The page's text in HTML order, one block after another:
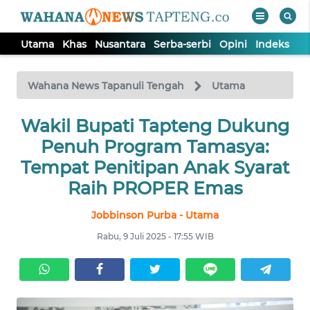
Utama Khas Nusantara Serba-serbi Opini Indeks
Wahana News Tapanuli Tengah Utama
Wakil Bupati Tapteng Dukung
Penuh Program Tamasya:
Tempat Penitipan Anak Syarat
Raih PROPER Emas
Jobbinson Purba - Utama
Rabu, 9 Juli 2025 - 17:55 WIB
TV
Tutup
UTAMA
KHAS
SERBI
OPINI